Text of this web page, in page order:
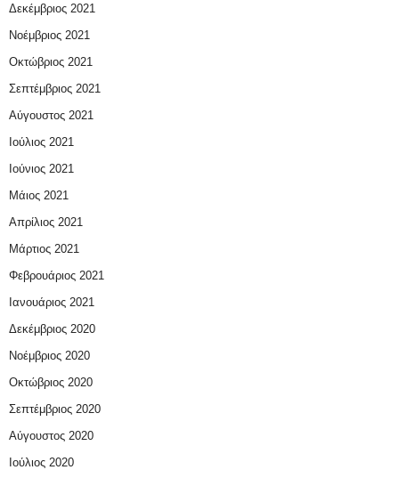
Δεκέμβριος 2021
Νοέμβριος 2021
Οκτώβριος 2021
Σεπτέμβριος 2021
Αύγουστος 2021
Ιούλιος 2021
Ιούνιος 2021
Μάιος 2021
Απρίλιος 2021
Μάρτιος 2021
Φεβρουάριος 2021
Ιανουάριος 2021
Δεκέμβριος 2020
Νοέμβριος 2020
Οκτώβριος 2020
Σεπτέμβριος 2020
Αύγουστος 2020
Ιούλιος 2020